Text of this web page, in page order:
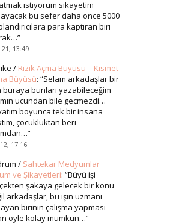
ıstıyorum sıkayetim
bu sefer daha once 5000
para kaptıran bırı
”
21, 13:49
/ Rızık Açma Büyüsü – Kısmet
Büyüsü: “Selam arkadaşlar bir
buraya bunları yazabileceğim
ucundan bile geçmezdi…
boyunca tek bir insana
çocukluktan beri
”
17:16
/ Sahtekar Medyumlar
ve Şikayetleri: “Büyü işi
şakaya gelecek bir konu
arkadaşlar, bu işin uzmanı
birinin çalışma yapması
öyle kolay mümkün…”